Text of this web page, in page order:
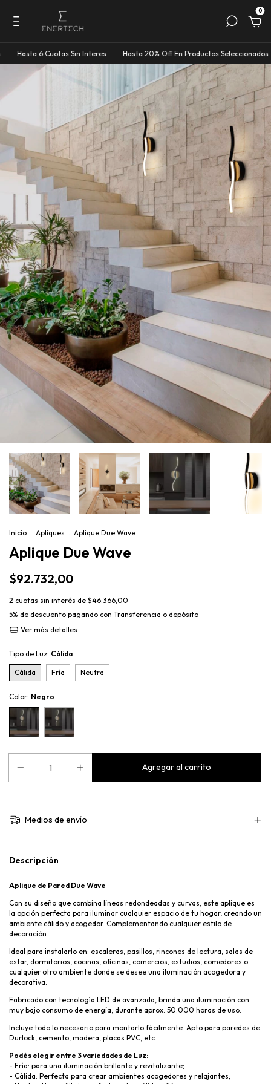
0
6 Cuotas Sin Interes Hasta 20% Off En Productos Seleccionados
Inicio . Apliques . Aplique Due Wave
Aplique Due Wave
$92.732,00
2 cuotas sin interés de $46.366,00
5% de descuento pagando con Transferencia o depósito
Ver más detalles
Tipo de Luz: Cálida
Cálida Fría Neutra
Color: Negro
Medios de envío
Descripción
Aplique de Pared Due Wave
Con su diseño que combina líneas redondeadas y curvas, este aplique es
la opción perfecta para iluminar cualquier espacio de tu hogar, creando un
ambiente cálido y acogedor. Complementando cualquier estilo de
decoración.
Ideal para instalarlo en: escaleras, pasillos, rincones de lectura, salas de
estar, dormitorios, cocinas, oficinas, comercios, estudios, comedores o
cualquier otro ambiente donde se desee una iluminación acogedora y
decorativa.
Fabricado con tecnología LED de avanzada, brinda una iluminación con
muy bajo consumo de energía, durante aprox. 50.000 horas de uso.
Incluye todo lo necesario para montarlo fácilmente. Apto para paredes de
Durlock, cemento, madera, placas PVC, etc.
Podés elegir entre 3 variedades de Luz:
- Fría: para una iluminación brillante y revitalizante;
- Cálida: Perfecta para crear ambientes acogedores y relajantes;